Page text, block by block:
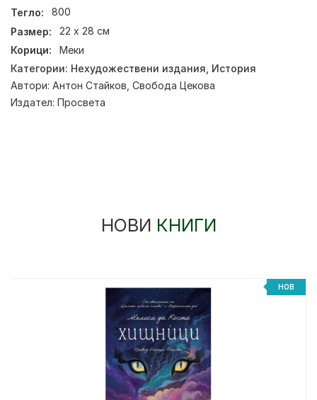
Тегло:
800
Размер:
22 х 28 см
Корици:
Меки
Категории: Нехудожествени издания История
Автори: Антон Стайков Свобода Цекова
Издател: Просвета
НОВИ КНИГИ
НОВ